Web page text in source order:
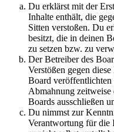
Du erklärst mit der
Inhalte enthält, die
Sitten verstoßen. Du
besitzt, die in deinen
zu setzen bzw. zu
Der Betreiber des
Verstößen gegen
Board veröffentlichten
Abmahnung zeitweise
Boards ausschließen
Du nimmst zur
Verantwortung für die